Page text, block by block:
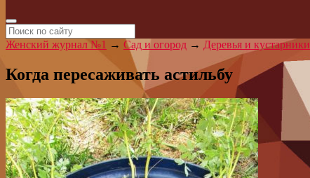
Женский журнал №1 → Сад и огород → Деревья и кустарники
Когда пересаживать астильбу